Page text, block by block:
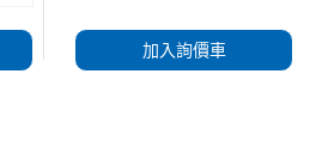
加入詢價車